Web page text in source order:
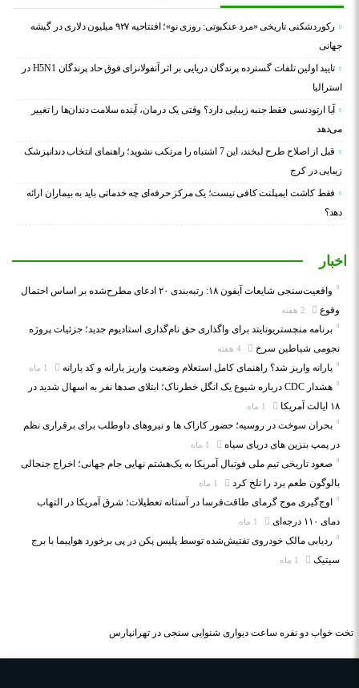
رکوردشکنی تاریخی «مرد عنکبوتی: روزی نو»؛ افتتاحیه ۹۲۷ میلیون دلاری در گیشه
جهانی
تایید اولین تلفات گسترده پرندگان دریایی بر اثر آنفولانزای فوق حاد پرندگان H5N1 در
استرالیا
آیا ارتودنسی فقط جنبه زیبایی دارد؟ وقتی یک درمان، آینده سلامت دندان‌ها را تغییر
می‌دهد
قبل از اصلاح طرح لبخند، این 7 اشتباه را مرتکب نشوید؛ راهنمای انتخاب دندانپزشک
زیبایی در کرج
فقط کاشت ایمپلنت کافی نیست؛ یک مرکز حرفه‌ای چه خدماتی باید به بیماران ارائه
دهد؟
اخبار
واقعیت‌سنجی شایعات آیفون ۱۸: رتبه‌بندی ۲۰ ادعای مطرح‌شده بر اساس احتمال
وقوع
برنامه منچستریونایتد برای واگذاری حق نام‌گذاری استادیوم جدید؛ جزئیات پروژه
نجومی شیاطین سرخ
یارانه واریز شد؟ راهنمای کامل استعلام وضعیت واریز یارانه و کد یارانه
هشدار CDC درباره شیوع یک انگل خطرناک؛ ابتلای صدها نفر به اسهال شدید در
۱۸ ایالت آمریکا
بحران سوخت در روسیه؛ حضور کازاک‌ ها و نیروهای داوطلب برای برقراری نظم
در پمپ بنزین‌ های دریای سیاه
صعود تاریخی تیم ملی فوتبال آمریکا به یک‌هشتم نهایی جام جهانی؛ اخراج جنجالی
بالوگون طعم برد را تلخ کرد
اوج‌گیری موج گرمای طاقت‌فرسا در آستانه تعطیلات؛ شرق آمریکا در التهاب
دمای ۱۱۰ درجه‌ای
ردیابی مالک خودروی تفتیش‌شده توسط پلیس پکن در پی برخورد هواپیما با برج
سیتیک
تخت خواب دو نفره ساعت دیواری شنوایی سنجی در تهرانپارس